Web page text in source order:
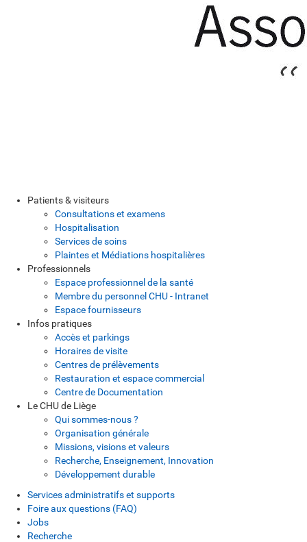
Patients & visiteurs
Consultations et examens
Hospitalisation
Services de soins
Plaintes et Médiations hospitalières
Professionnels
Espace professionnel de la santé
Membre du personnel CHU - Intranet
Espace fournisseurs
Infos pratiques
Accès et parkings
Horaires de visite
Centres de prélèvements
Restauration et espace commercial
Centre de Documentation
Le CHU de Liège
Qui sommes-nous ?
Organisation générale
Missions, visions et valeurs
Recherche, Enseignement, Innovation
Développement durable
Services administratifs et supports
Foire aux questions (FAQ)
Jobs
Recherche